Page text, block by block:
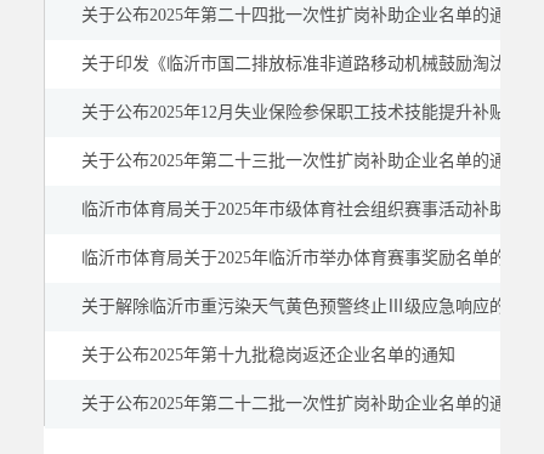
关于公布2025年第二十四批一次性扩岗补助企业名单的通知
关于印发《临沂市国二排放标准非道路移动机械鼓励淘汰及
关于公布2025年12月失业保险参保职工技术技能提升补贴人
关于公布2025年第二十三批一次性扩岗补助企业名单的通知
临沂市体育局关于2025年市级体育社会组织赛事活动补助资
临沂市体育局关于2025年临沂市举办体育赛事奖励名单的公示
关于解除临沂市重污染天气黄色预警终止Ⅲ级应急响应的通知
关于公布2025年第十九批稳岗返还企业名单的通知
关于公布2025年第二十二批一次性扩岗补助企业名单的通知